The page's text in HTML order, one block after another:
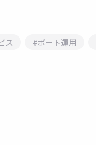
ス #ポート運用